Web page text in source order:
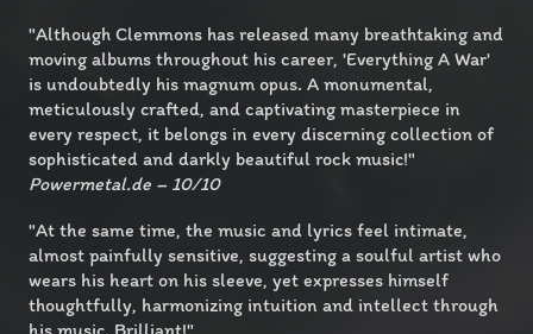
"Although Clemmons has released many breathtaking and
moving albums throughout his career, 'Everything A War'
is undoubtedly his magnum opus. A monumental,
meticulously crafted, and captivating masterpiece in
every respect, it belongs in every discerning collection of
sophisticated and darkly beautiful rock music!"
Powermetal.de – 10/10
"At the same time, the music and lyrics feel intimate,
almost painfully sensitive, suggesting a soulful artist who
wears his heart on his sleeve, yet expresses himself
thoughtfully, harmonizing intuition and intellect through
his music. Brilliant!"